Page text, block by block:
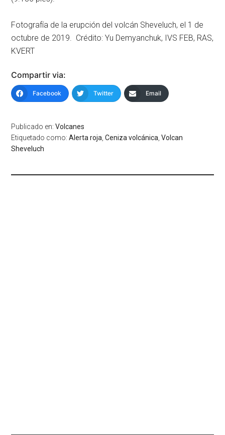
Fotografía de la erupción del volcán Sheveluch, el 1 de
octubre de 2019. Crédito: Yu Demyanchuk, IVS FEB, RAS,
KVERT
Compartir via:
Facebook Twitter Email
Publicado en:Volcanes
Etiquetado como:Alerta roja ,Ceniza volcánica ,Volcan
Sheveluch